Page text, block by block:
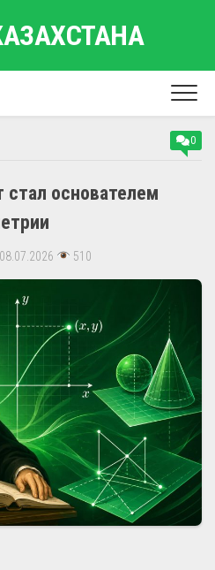
0
основателем
08.07.2026 510